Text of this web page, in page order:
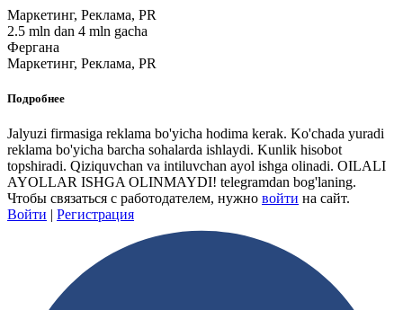
Маркетинг, Реклама, PR
2.5 mln dan 4 mln gacha
Фергана
Маркетинг, Реклама, PR
Подробнее
Jalyuzi firmasiga reklama bo'yicha hodima kerak. Ko'chada yuradi
reklama bo'yicha barcha sohalarda ishlaydi. Kunlik hisobot
topshiradi. Qiziquvchan va intiluvchan ayol ishga olinadi. OILALI
AYOLLAR ISHGA OLINMAYDI! telegramdan bog'laning.
Чтобы связаться с работодателем, нужно войти на сайт.
Войти | Регистрация